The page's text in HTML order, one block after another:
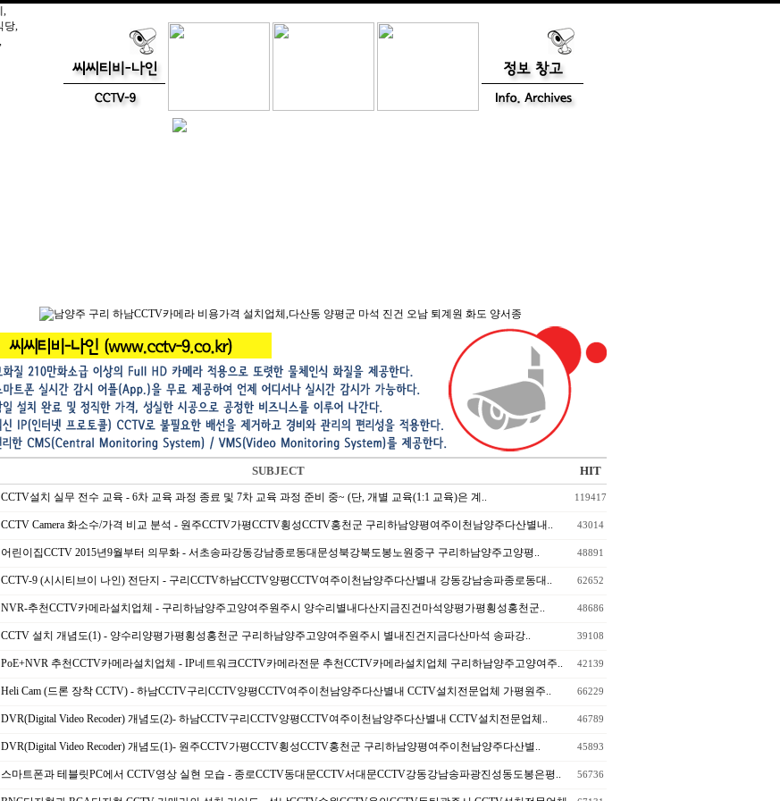
SUBJECT HIT
CCTV설치 실무 전수 교육 - 6차 교육 과정 종료 및 7차 교육 과정 준비 중~ (단, 개별 교육(1:1 교육)은 계.. 119417
CCTV Camera 화소수/가격 비교 분석 - 원주CCTV가평CCTV횡성CCTV홍천군 구리하남양평여주이천남양주다산별내.. 43014
어린이집CCTV 2015년9월부터 의무화 - 서초송파강동강남종로동대문성북강북도봉노원중구 구리하남양주고양평.. 48891
CCTV-9 (시시티브이 나인) 전단지 - 구리CCTV하남CCTV양평CCTV여주이천남양주다산별내 강동강남송파종로동대.. 62652
NVR-추천CCTV카메라설치업체 - 구리하남양주고양여주원주시 양수리별내다산지금진건마석양평가평횡성홍천군.. 48686
CCTV 설치 개념도(1) - 양수리양평가평횡성홍천군 구리하남양주고양여주원주시 별내진건지금다산마석 송파강.. 39108
PoE+NVR 추천CCTV카메라설치업체 - IP네트워크CCTV카메라전문 추천CCTV카메라설치업체 구리하남양주고양여주.. 42139
Heli Cam (드론 장착 CCTV) - 하남CCTV구리CCTV양평CCTV여주이천남양주다산별내 CCTV설치전문업체 가평원주.. 66229
DVR(Digital Video Recoder) 개념도(2)- 하남CCTV구리CCTV양평CCTV여주이천남양주다산별내 CCTV설치전문업체.. 46789
DVR(Digital Video Recoder) 개념도(1)- 원주CCTV가평CCTV횡성CCTV홍천군 구리하남양평여주이천남양주다산별.. 45893
스마트폰과 테블릿PC에서 CCTV영상 실현 모습 - 종로CCTV동대문CCTV서대문CCTV강동강남송파광진성동도봉은평.. 56736